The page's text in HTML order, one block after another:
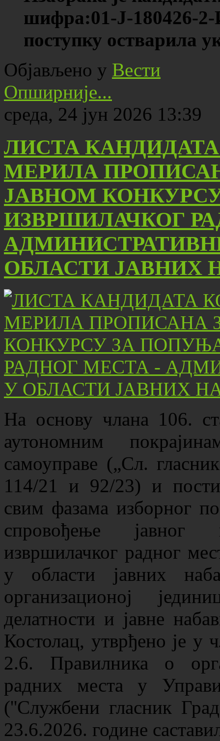
шифра:01-Ј-180426-
поступку остварила
Објављено у Вести
Опширније...
среда, 24 јун 2026 13:39
ЛИСТА
МЕРИЛА
ЈАВНОМ
ИЗВРШИЛАЧКОГ
ОБЛАСТИ ЈАВНИХ
На основу члана 106.
аутономним
самоуправе („Сл.
114/21 и 92/23) и
свим фазама изборног
спровођење јавног
извршилачког радног
у области јавних
организационој
делатности и јавне
Костолац, утврђено је у
2.6. Правилника о
радних места у
(''Службени гласник
23.6.2026. године